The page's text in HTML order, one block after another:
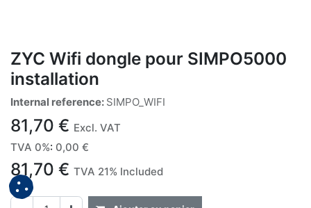
ZYC Wifi dongle pour SIMPO5000
installation
Internal reference: SIMPO_WIFI
81,70 € Excl. VAT
TVA 0%: 0,00 €
81,70 € TVA 21% Included